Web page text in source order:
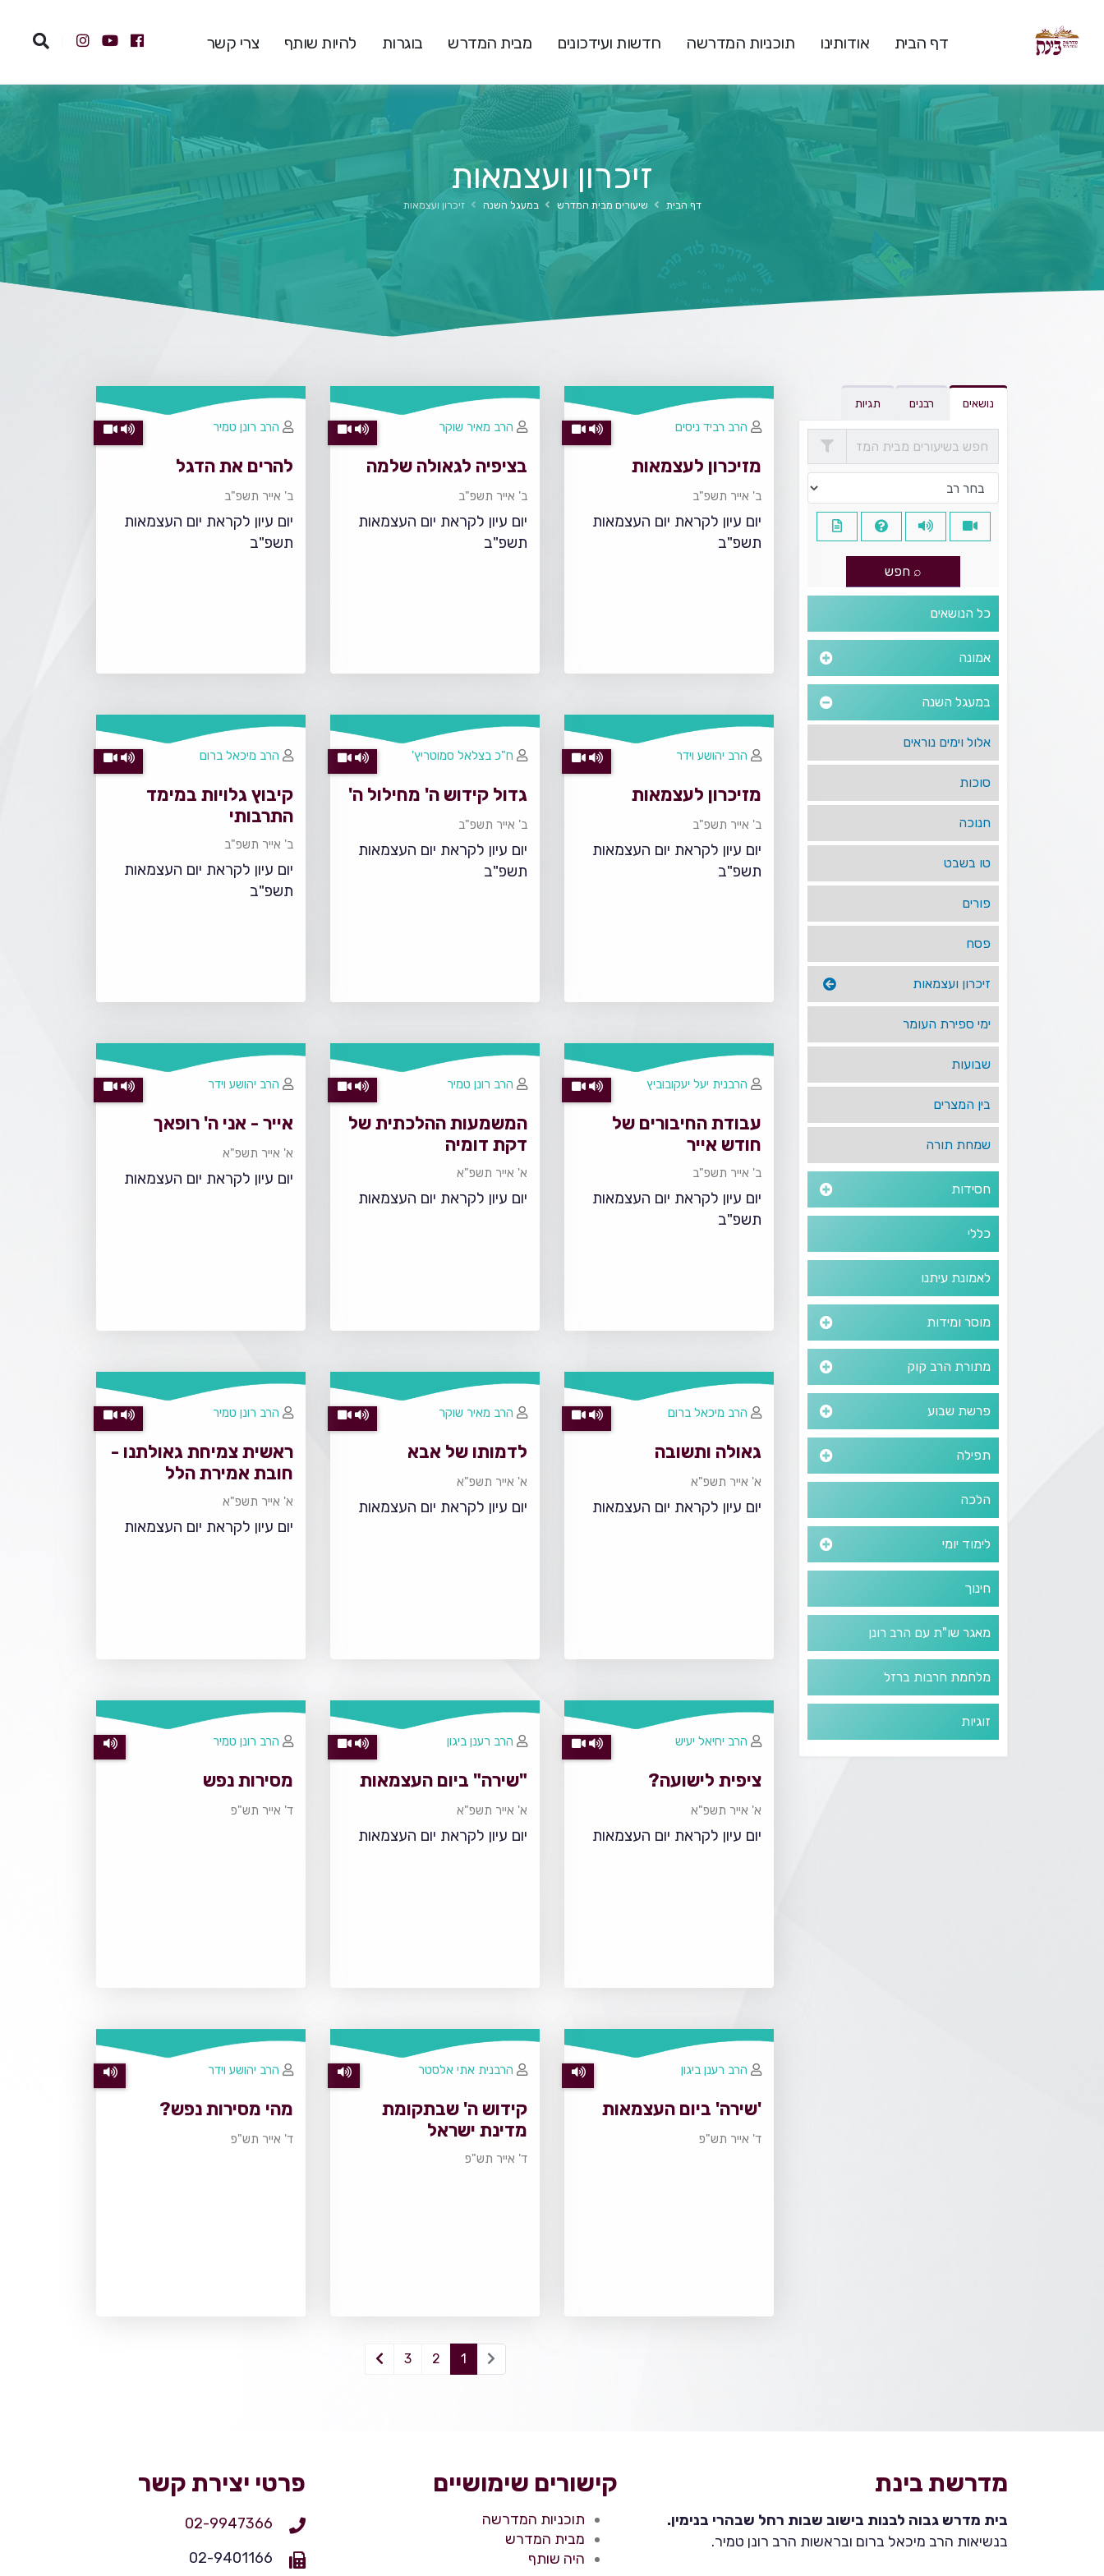
דף הבית אודותינו תוכניות המדרשה חדשות ועידכונים מבית המדרש בוגרות להיות שותף צרי קשר
זיכרון ועצמאות
דף הבית שיעורים מבית המדרש במעגל השנה זיכרון ועצמאות
נושאים רבנים תגיות
כל הנושאים
אמונה
במעגל השנה
אלול וימים נוראים
סוכות
חנוכה
טו בשבט
פורים
פסח
זיכרון ועצמאות
ימי ספירת העומר
שבועות
בין המצרים
שמחת תורה
חסידות
כללי
לאמונת עיתנו
מוסר ומידות
מתורת הרב קוק
פרשת שבוע
תפילה
הלכה
לימוד יומי
חינוך
מאגר שו"ת עם הרב רונן
מלחמת חרבות ברזל
זוגיות
מזיכרון לעצמאות
ב' אייר תשפ"ב
יום עיון לקראת יום העצמאות
תשפ"ב
הרב רביד ניסים
בציפיה לגאולה שלמה
ב' אייר תשפ"ב
יום עיון לקראת יום העצמאות
תשפ"ב
הרב מאיר שוקר
להרים את הדגל
ב' אייר תשפ"ב
יום עיון לקראת יום העצמאות
תשפ"ב
הרב רונן טמיר
מזיכרון לעצמאות
ב' אייר תשפ"ב
יום עיון לקראת יום העצמאות
תשפ"ב
הרב יהושע וידר
גדול קידוש ה' מחילול ה'
ב' אייר תשפ"ב
יום עיון לקראת יום העצמאות
תשפ"ב
ח"כ בצלאל סמוטריץ'
קיבוץ גלויות במימד
התרבותי
ב' אייר תשפ"ב
יום עיון לקראת יום העצמאות
תשפ"ב
הרב מיכאל ברום
עבודת החיבורים של
חודש אייר
ב' אייר תשפ"ב
יום עיון לקראת יום העצמאות
תשפ"ב
הרבנית יעל יעקובוביץ
המשמעות ההלכתית של
דקת דומיה
א' אייר תשפ"א
יום עיון לקראת יום העצמאות
הרב רונן טמיר
אייר - אני ה' רופאך
א' אייר תשפ"א
יום עיון לקראת יום העצמאות
הרב יהושע וידר
גאולה ותשובה
א' אייר תשפ"א
יום עיון לקראת יום העצמאות
הרב מיכאל ברום
לדמותו של אבא
א' אייר תשפ"א
יום עיון לקראת יום העצמאות
הרב מאיר שוקר
ראשית צמיחת גאולתנו -
חובת אמירת הלל
א' אייר תשפ"א
יום עיון לקראת יום העצמאות
הרב רונן טמיר
ציפית לישועה?
א' אייר תשפ"א
יום עיון לקראת יום העצמאות
הרב יחיאל יעיש
"שירה" ביום העצמאות
א' אייר תשפ"א
יום עיון לקראת יום העצמאות
הרב רענן ביגון
מסירות נפש
ד' אייר תש"פ
הרב רונן טמיר
'שירה' ביום העצמאות
ד' אייר תש"פ
הרב רענן ביגון
קידוש ה' שבתקומת
מדינת ישראל
ד' אייר תש"פ
הרבנית אתי אלסטר
מהי מסירות נפש?
ד' אייר תש"פ
הרב יהושע וידר
1
2
3
מדרשת בינת
בית מדרש גבוה לבנות בישוב שבות רחל שבהרי בנימין.
בנשיאות הרב מיכאל ברום ובראשות הרב רונן טמיר.
קישורים שימושיים
תוכניות המדרשה
מבית המדרש
היה שותף
פרטי יצירת קשר
02-9947366
02-9401166